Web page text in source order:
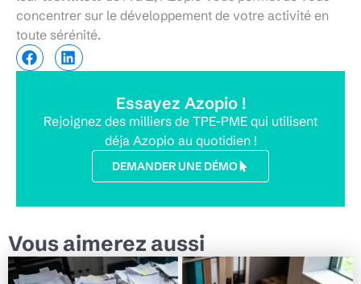
concentrer sur le développement de votre activité en
toute sérénité.
Essayez Azopio !
Rejoignez des milliers de TPE-PME qui utilisent
déja Azopio au quotidien !
DEMANDER UNE DÉMO
Vous aimerez aussi